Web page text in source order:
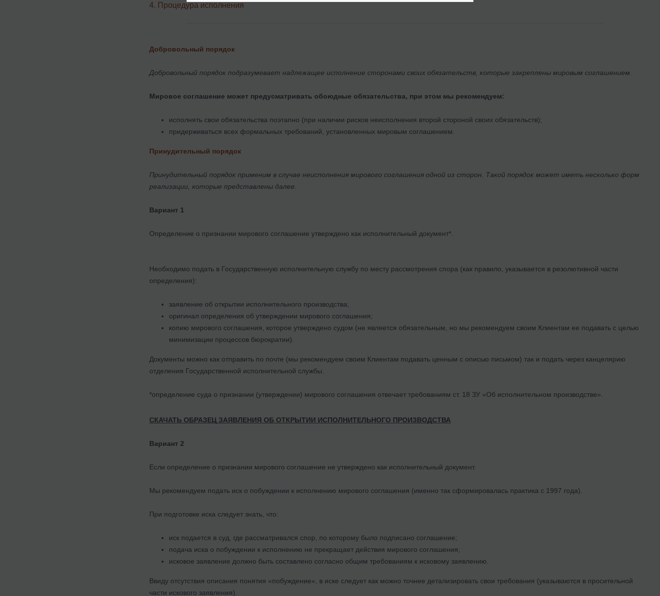
4. Процедура исполнения
Добровольный порядок
Добровольный порядок подразумевает надлежащее исполнение сторонами своих обязательств, которые закреплены мировым соглашением.
Мировое соглашение может предусматривать обоюдные обязательства, при этом мы рекомендуем:
исполнять свои обязательства поэтапно (при наличии рисков неисполнения второй стороной своих обязательств);
придерживаться всех формальных требований, установленных мировым соглашением.
Принудительный порядок
Принудительный порядок применим в случае неисполнения мирового соглашения одной из сторон. Такой порядок может иметь несколько форм
реализации, которые представлены далее.
Вариант 1
Определение о признании мирового соглашение утверждено как исполнительный документ*.
Необходимо подать в Государственную исполнительную службу по месту рассмотрения спора (как правило, указывается в резолютивной части
определения):
заявление об открытии исполнительного производства;
оригинал определения об утверждении мирового соглашения;
копию мирового соглашения, которое утверждено судом (не является обязательным, но мы рекомендуем своим Клиентам ее подавать с целью
минимизации процессов бюрократии).
Документы можно как отправить по почте (мы рекомендуем своим Клиентам подавать ценным с описью письмом) так и подать через канцелярию
отделения Государственной исполнительной службы.
*определение суда о признании (утверждении) мирового соглашения отвечает требованиям ст. 18 ЗУ «Об исполнительном производстве».
СКАЧАТЬ ОБРАЗЕЦ ЗАЯВЛЕНИЯ ОБ ОТКРЫТИИ ИСПОЛНИТЕЛЬНОГО ПРОИЗВОДСТВА
Вариант 2
Если определение о признании мирового соглашение не утверждено как исполнительный документ.
Мы рекомендуем подать иск о побуждении к исполнению мирового соглашения (именно так сформировалась практика с 1997 года).
При подготовке иска следует знать, что:
иск подается в суд, где рассматривался спор, по которому было подписано соглашение;
подача иска о побуждении к исполнению не прекращает действия мирового соглашения;
исковое заявление должно быть составлено согласно общим требованиям к исковому заявлению.
Ввиду отсутствия описания понятия «побуждение», в иске следует как можно точнее детализировать свои требования (указываются в просительной
части искового заявления).